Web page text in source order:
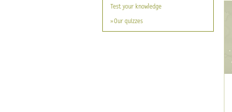
Test your knowledge
» Our quizzes